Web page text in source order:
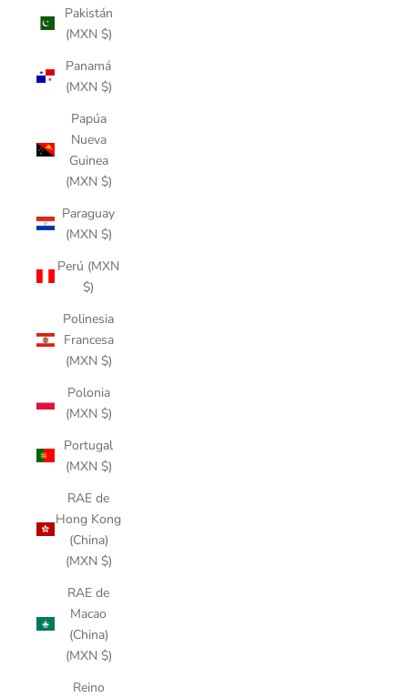
Pakistán
(MXN $)
Panamá
(MXN $)
Papúa
Nueva
Guinea
(MXN $)
Paraguay
(MXN $)
Perú (MXN
$)
Polinesia
Francesa
(MXN $)
Polonia
(MXN $)
Portugal
(MXN $)
RAE de
Hong Kong
(China)
(MXN $)
RAE de
Macao
(China)
(MXN $)
Reino